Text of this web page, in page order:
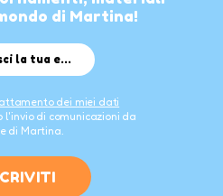
di Martina!
dei miei dati
l'invio di comunicazioni da
di Martina.